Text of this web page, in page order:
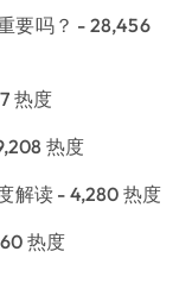
要吗？ - 28,456
热度
热度
解读 - 4,280 热度
热度